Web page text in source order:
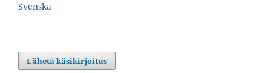
Svenska
Lähetä käsikirjoitus